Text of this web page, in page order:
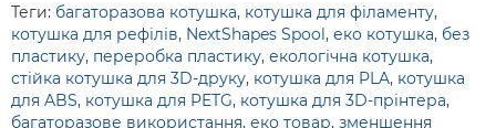
Теги: багаторазова котушка, котушка для філаменту,
котушка для рефілів, NextShapes Spool, еко котушка, без
пластику, переробка пластику, екологічна котушка,
стійка котушка для 3D-друку, котушка для PLA, котушка
для ABS, котушка для PETG, котушка для 3D-прінтера,
багаторазове використання, еко товар, зменшення